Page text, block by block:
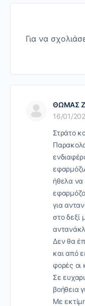
Για να
ΘΩΜΑΣ
16/01/
Στράτο
ήθελα να
για
στο δεξί
Δεν θα
και από
φορές οι
Σε
βοήθεια
Με